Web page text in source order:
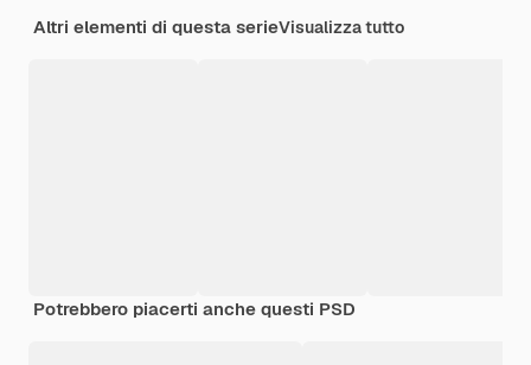
Altri elementi di questa serieVisualizza tutto
Potrebbero piacerti anche questi PSD